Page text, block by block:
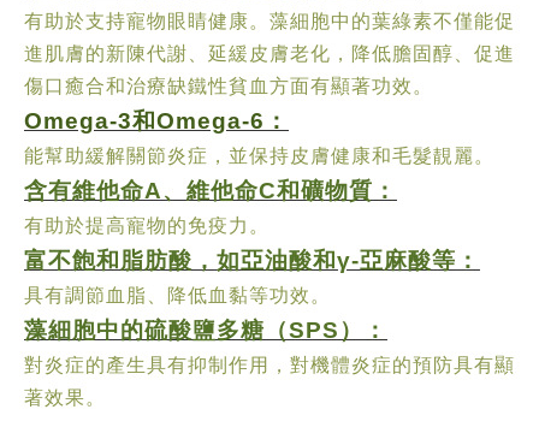
有助於支持寵物眼睛健康。藻細胞中的葉綠素不僅能促
進肌膚的新陳代謝、延緩皮膚老化，降低膽固醇、促進
傷口癒合和治療缺鐵性貧血方面有顯著功效。
Omega-3和Omega-6：
能幫助緩解關節炎症，並保持皮膚健康和毛髮靚麗。
含有維他命A、維他命C和礦物質：
有助於提高寵物的免疫力。
富不飽和脂肪酸，如亞油酸和γ-亞麻酸等：
具有調節血脂、降低血黏等功效。
藻細胞中的硫酸鹽多糖（SPS）：
對炎症的產生具有抑制作用，對機體炎症的預防具有顯
著效果。